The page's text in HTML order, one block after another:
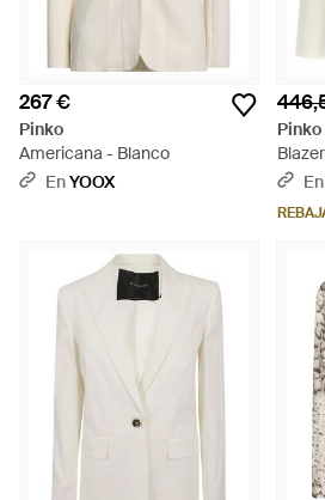
267 €
Pinko
Americana - Blanco
EnYOOX
Pinko
En